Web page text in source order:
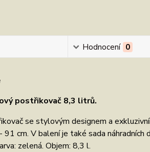
Hodnocení 0
postřikovač 8,3 litrů.
se stylovým designem a
cm. V balení je také sada
zelená. Objem: 8,3 l.